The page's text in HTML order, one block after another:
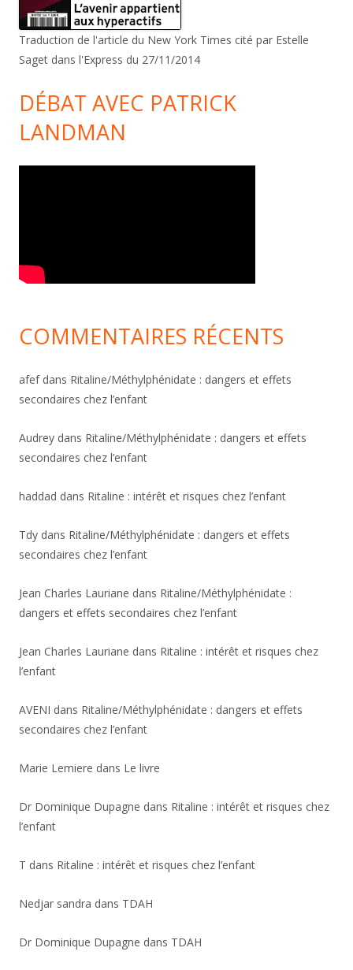
Traduction de l'article du New York Times cité par Estelle
Saget dans l'Express du 27/11/2014
DÉBAT AVEC PATRICK
LANDMAN
COMMENTAIRES RÉCENTS
afefdans Ritaline/Méthylphénidate : dangers et effets
secondaires chez l’enfant
Audrey dans Ritaline/Méthylphénidate : dangers et effets
secondaires chez l’enfant
haddad dans Ritaline : intérêt et risques chez l’enfant
Tdy dans Ritaline/Méthylphénidate : dangers et effets
secondaires chez l’enfant
Jean Charles Lauriane dans Ritaline/Méthylphénidate :
dangers et effets secondaires chez l’enfant
Jean Charles Lauriane dans Ritaline : intérêt et risques chez
l’enfant
AVENI dans Ritaline/Méthylphénidate : dangers et effets
secondaires chez l’enfant
Marie Lemiere dans Le livre
Dr Dominique Dupagne dans Ritaline : intérêt et risques chez
l’enfant
T dans Ritaline : intérêt et risques chez l’enfant
Nedjar sandra dans TDAH
Dr Dominique Dupagne dans TDAH